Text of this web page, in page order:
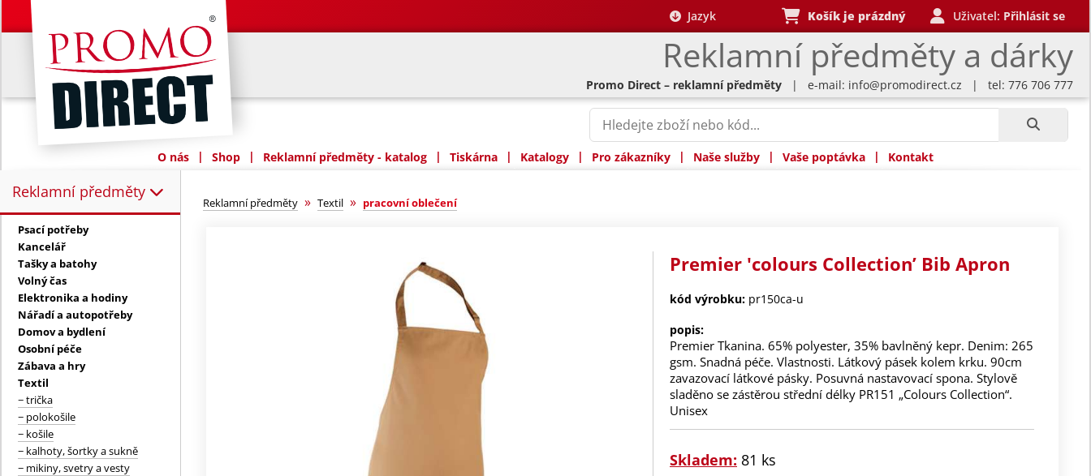
Reklamní předměty a dárky
Jazyk Košík je prázdný Uživatel: Přihlásit se
Promo Direct – reklamní předměty | e-mail: info@promodirect.cz | tel: 776 706 777
O nás | Shop | Reklamní předměty - katalog | Tiskárna | Katalogy | Pro zákazníky | Naše služby | Vaše poptávka | Kontakt
Reklamní předměty
Reklamní předměty:
Psací potřeby
Kancelář
Tašky a batohy
Volný čas
Elektronika a hodiny
Nářadí a autopotřeby
Domov a bydlení
Osobní péče
Zábava a hry
Textil
− trička
− polokošile
− košile
− kalhoty, šortky a sukně
− mikiny, svetry a vesty
Reklamní předměty » Textil » pracovní oblečení
Premier 'colours Collection’ Bib Apron
kód výrobku: pr150ca-u
popis:
Premier Tkanina. 65% polyester, 35% bavlněný kepr. Denim: 265
gsm. Snadná péče. Vlastnosti. Látkový pásek kolem krku. 90cm
zavazovací látkové pásky. Posuvná nastavovací spona. Stylově
sladěno se zástěrou střední délky PR151 „Colours Collection“.
Unisex
Skladem: 81 ks